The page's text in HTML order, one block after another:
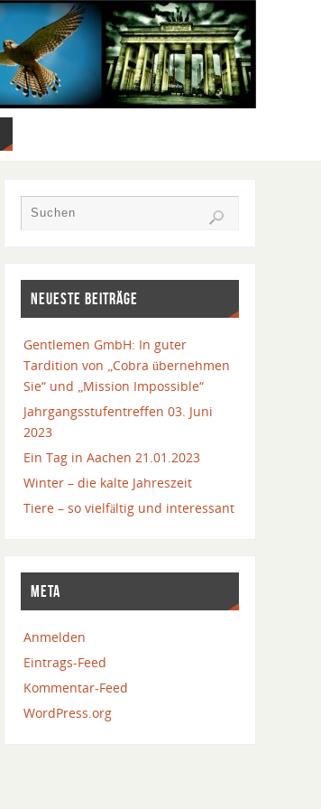
NEUESTE BEITRÄGE
Gentlemen GmbH: In guter
Tardition von „Cobra übernehmen
Sie“ und „Mission Impossible“
Jahrgangsstufentreffen 03. Juni
2023
Ein Tag in Aachen 21.01.2023
Winter – die kalte Jahreszeit
Tiere – so vielfältig und interessant
META
Anmelden
Eintrags-Feed
Kommentar-Feed
WordPress.org